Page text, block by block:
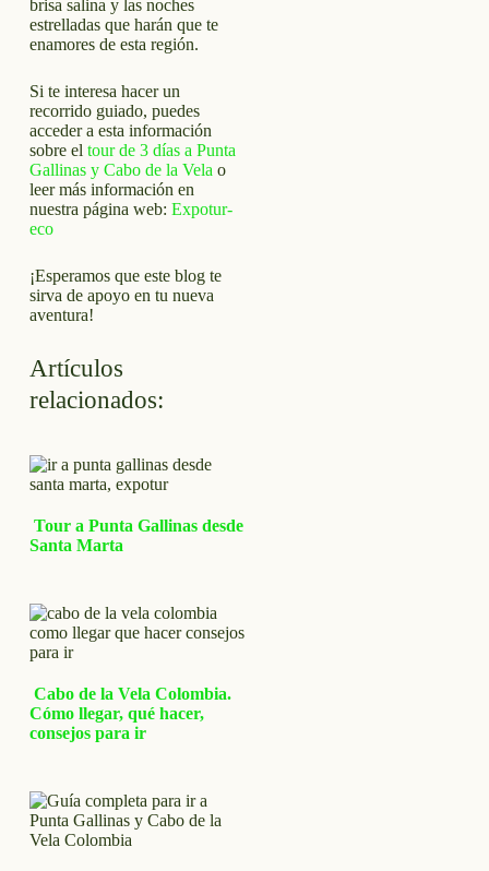
brisa salina y las noches
estrelladas que harán que te
enamores de esta región.
Si te interesa hacer un
recorrido guiado, puedes
acceder a esta información
sobre el tour de 3 días a Punta
Gallinas y Cabo de la Vela o
leer más información en
nuestra página web: Expotur-
eco
¡Esperamos que este blog te
sirva de apoyo en tu nueva
aventura!
Artículos
relacionados:
Tour a Punta Gallinas desde
Santa Marta
Cabo de la Vela Colombia.
Cómo llegar, qué hacer,
consejos para ir